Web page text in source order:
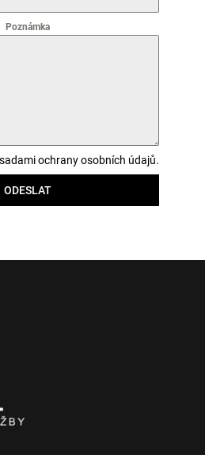
Poznámka
ochrany osobních údajů.
ODESLAT